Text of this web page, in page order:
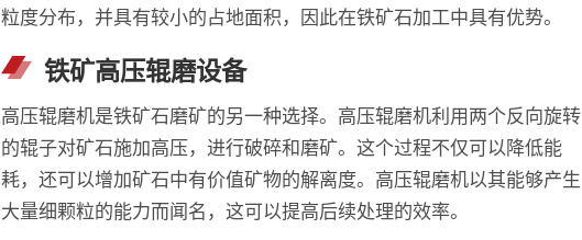
粒度分布，并具有较小的占地面积，因此在铁矿石加工中具有优势。
铁矿高压辊磨设备
高压辊磨机是铁矿石磨矿的另一种选择。高压辊磨机利用两个反向旋转
的辊子对矿石施加高压，进行破碎和磨矿。这个过程不仅可以降低能
耗，还可以增加矿石中有价值矿物的解离度。高压辊磨机以其能够产生
大量细颗粒的能力而闻名，这可以提高后续处理的效率。